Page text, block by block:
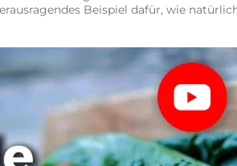
Beispiel dafür, wie